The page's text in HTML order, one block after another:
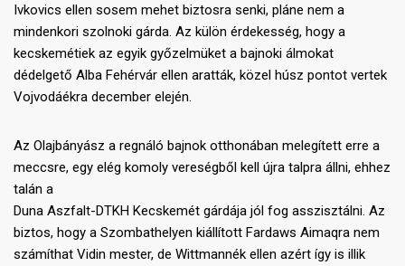
Ivkovics ellen sosem mehet biztosra senki, pláne nem a
mindenkori szolnoki gárda. Az külön érdekesség, hogy a
kecskemétiek az egyik győzelmüket a bajnoki álmokat
dédelgető Alba Fehérvár ellen aratták, közel húsz pontot vertek
Vojvodáékra december elején.
Az Olajbányász a regnáló bajnok otthonában melegített erre a
meccsre, egy elég komoly vereségből kell újra talpra állni, ehhez
talán a
Duna Aszfalt-DTKH Kecskemét gárdája jól fog asszisztálni. Az
biztos, hogy a Szombathelyen kiállított Fardaws Aimaqra nem
számíthat Vidin mester, de Wittmannék ellen azért így is illik